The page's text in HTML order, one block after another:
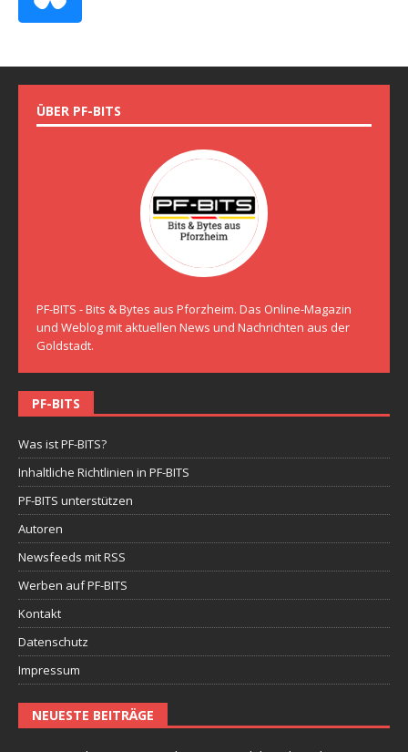
ÜBER PF-BITS
PF-BITS - Bits & Bytes aus Pforzheim. Das Online-Magazin
und Weblog mit aktuellen News und Nachrichten aus der
Goldstadt.
PF-BITS
Was ist PF-BITS?
Inhaltliche Richtlinien in PF-BITS
PF-BITS unterstützen
Autoren
Newsfeeds mit RSS
Werben auf PF-BITS
Kontakt
Datenschutz
Impressum
NEUESTE BEITRÄGE